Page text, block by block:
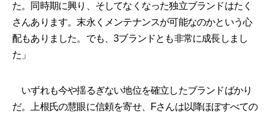
た。同時期に興り、そしてなくなった独立ブランドはたく
さんあります。末永くメンテナンスが可能なのかという心
配もありました。でも、3ブランドとも非常に成長しまし
た」
いずれも今や揺るぎない地位を確立したブランドばかり
だ。上根氏の慧眼に信頼を寄せ、Fさんは以降ほぼすべての